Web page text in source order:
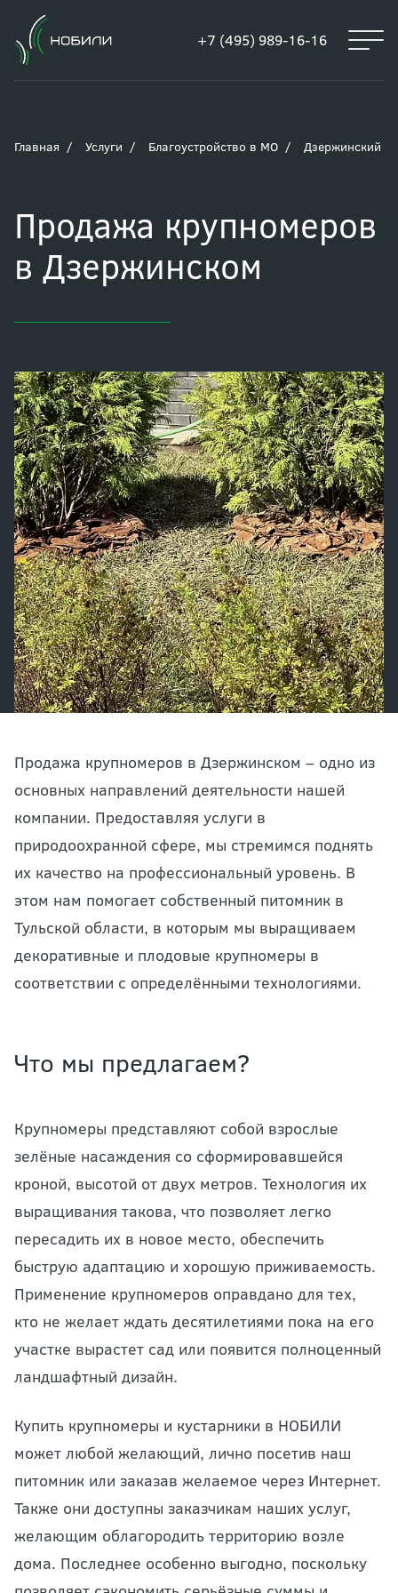
+7 (495) 989-16-16
Главная Услуги Благоустройство в МО Дзержинский
Продажа крупномеров
в Дзержинском
Продажа крупномеров в Дзержинском – одно из
основных направлений деятельности нашей
компании. Предоставляя услуги в
природоохранной сфере, мы стремимся поднять
их качество на профессиональный уровень. В
этом нам помогает собственный питомник в
Тульской области, в которым мы выращиваем
декоративные и плодовые крупномеры в
соответствии с определёнными технологиями.
Что мы предлагаем?
Крупномеры представляют собой взрослые
зелёные насаждения со сформировавшейся
кроной, высотой от двух метров. Технология их
выращивания такова, что позволяет легко
пересадить их в новое место, обеспечить
быструю адаптацию и хорошую приживаемость.
Применение крупномеров оправдано для тех,
кто не желает ждать десятилетиями пока на его
участке вырастет сад или появится полноценный
ландшафтный дизайн.
Купить крупномеры и кустарники в НОБИЛИ
может любой желающий, лично посетив наш
питомник или заказав желаемое через Интернет.
Также они доступны заказчикам наших услуг,
желающим облагородить территорию возле
дома. Последнее особенно выгодно, поскольку